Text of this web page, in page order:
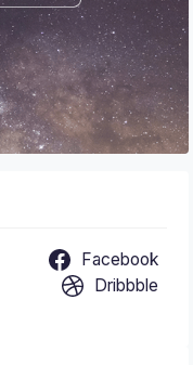
Facebook
Dribbble